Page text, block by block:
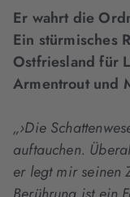
Er wahrt die
Ein stürmisches
Ostfriesland für
Armentrout und
„›Die
auftauchen.
er legt mir seinen